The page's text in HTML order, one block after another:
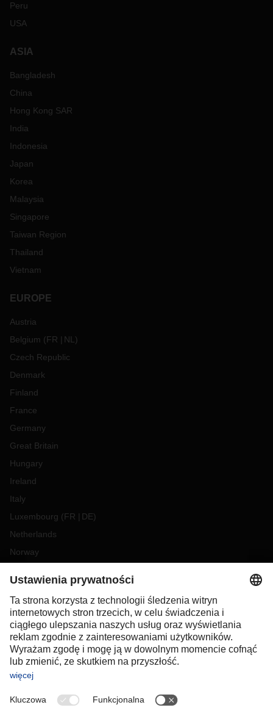
Peru
USA
ASIA
Bangladesh
China
Hong Kong SAR
India
Indonesia
Japan
Korea
Malaysia
Singapore
Taiwan Region
Thailand
Vietnam
EUROPE
Austria
Belgium (FR NL )
Czech Republic
Denmark
Finland
France
Germany
Great Britain
Hungary
Ireland
Italy
Luxembourg (FR DE)
Netherlands
Norway
Romania
Slovakia
Spain
Sweden
Switzerland